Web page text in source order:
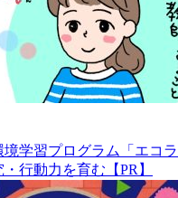
学習プログラム「エコラ
行動力を育む【PR】